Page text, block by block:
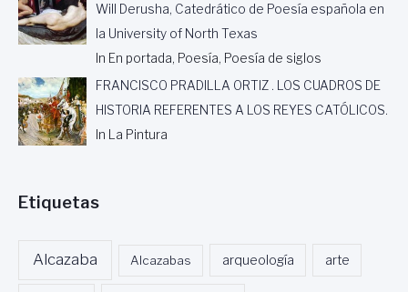
Will Derusha, Catedrático de Poesía española en
la University of North Texas
In En portada, Poesía, Poesía de siglos
FRANCISCO PRADILLA ORTIZ . LOS CUADROS DE
HISTORIA REFERENTES A LOS REYES CATÓLICOS.
In La Pintura
Etiquetas
Alcazaba Alcazabas arqueología arte